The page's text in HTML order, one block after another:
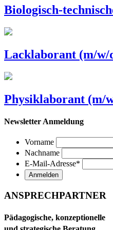
Biologisch-
Lacklaborant (m/w/
Physiklaborant (m/
Newsletter Anmeldung
Vorname
Nachname
E-Mail-Adresse*
ANSPRECHPARTNER
Pädagogische, konzeptionelle